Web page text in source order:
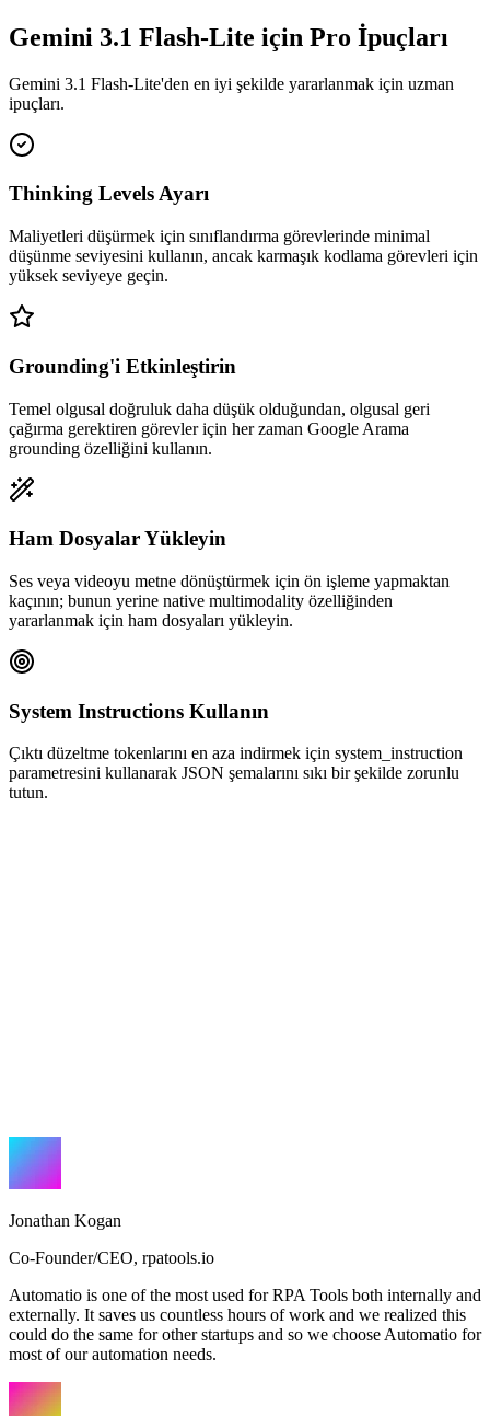
Gemini 3.1 Flash-Lite için Pro İpuçları
Gemini 3.1 Flash-Lite'den en iyi şekilde yararlanmak için uzman
ipuçları.
Thinking Levels Ayarı
Maliyetleri düşürmek için sınıflandırma görevlerinde minimal
düşünme seviyesini kullanın, ancak karmaşık kodlama görevleri için
yüksek seviyeye geçin.
Grounding'i Etkinleştirin
Temel olgusal doğruluk daha düşük olduğundan, olgusal geri
çağırma gerektiren görevler için her zaman Google Arama
grounding özelliğini kullanın.
Ham Dosyalar Yükleyin
Ses veya videoyu metne dönüştürmek için ön işleme yapmaktan
kaçının; bunun yerine native multimodality özelliğinden
yararlanmak için ham dosyaları yükleyin.
System Instructions Kullanın
Çıktı düzeltme tokenlarını en aza indirmek için system_instruction
parametresini kullanarak JSON şemalarını sıkı bir şekilde zorunlu
tutun.
Jonathan Kogan
Co-Founder/CEO, rpatools.io
Automatio is one of the most used for RPA Tools both internally and
externally. It saves us countless hours of work and we realized this
could do the same for other startups and so we choose Automatio for
most of our automation needs.